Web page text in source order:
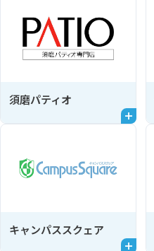
須磨パティオ
キャンパススクェア